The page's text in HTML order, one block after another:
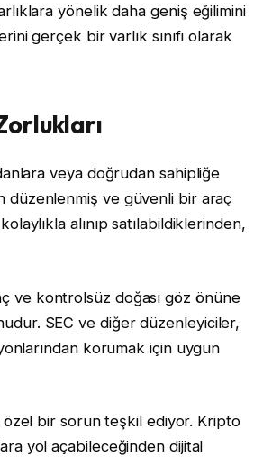
yönelik daha geniş eğilimini
gerçek bir varlık sınıfı olarak
veya doğrudan sahipliğe
düzenlenmiş ve güvenli bir araç
alınıp satılabildiklerinden,
ve kontrolsüz doğası göz önüne
SEC ve diğer düzenleyiciler,
korumak için uygun
özel bir sorun teşkil ediyor. Kripto
yol açabileceğinden dijital